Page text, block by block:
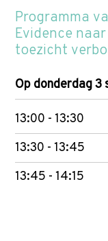
J
u
p
t
o
m
a
i
Programma
Evidence
toezicht
Op donderdag 3
13:00 - 13:30
13:30 - 13:45
13:45 - 14:15